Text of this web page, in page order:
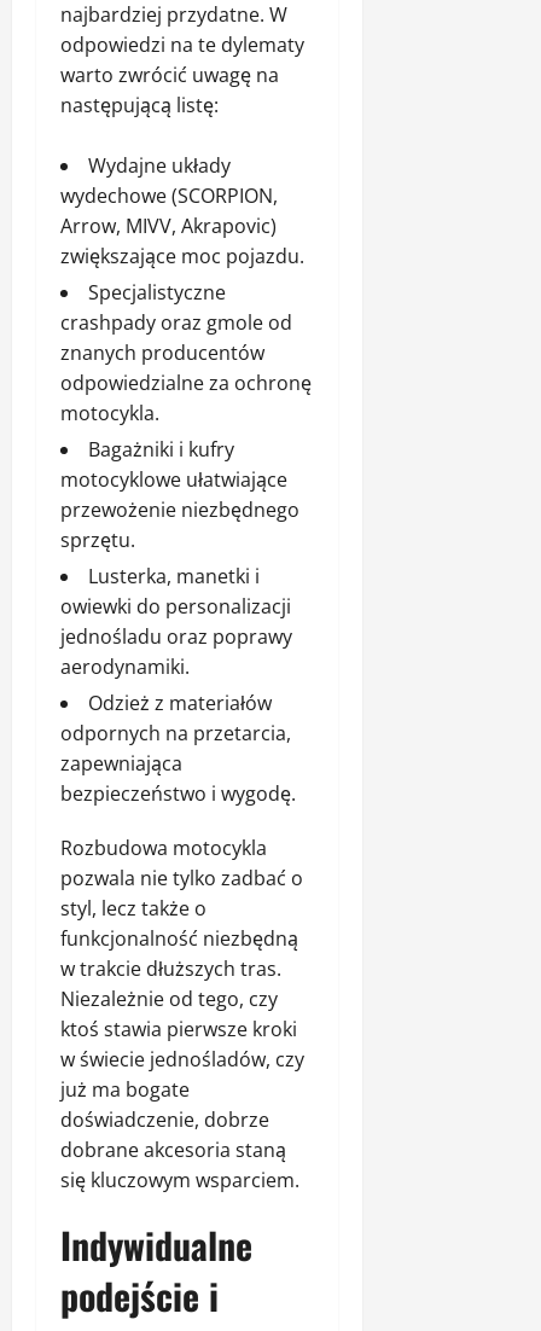
najbardziej przydatne. W
odpowiedzi na te dylematy
warto zwrócić uwagę na
następującą listę:
Wydajne układy
wydechowe (SCORPION,
Arrow, MIVV, Akrapovic)
zwiększające moc pojazdu.
Specjalistyczne
crashpady oraz gmole od
znanych producentów
odpowiedzialne za ochronę
motocykla.
Bagażniki i kufry
motocyklowe ułatwiające
przewożenie niezbędnego
sprzętu.
Lusterka, manetki i
owiewki do personalizacji
jednośladu oraz poprawy
aerodynamiki.
Odzież z materiałów
odpornych na przetarcia,
zapewniająca
bezpieczeństwo i wygodę.
Rozbudowa motocykla
pozwala nie tylko zadbać o
styl, lecz także o
funkcjonalność niezbędną
w trakcie dłuższych tras.
Niezależnie od tego, czy
ktoś stawia pierwsze kroki
w świecie jednośladów, czy
już ma bogate
doświadczenie, dobrze
dobrane akcesoria staną
się kluczowym wsparciem.
Indywidualne
podejście i